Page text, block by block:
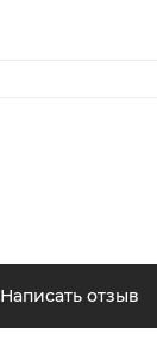
Написать отзыв